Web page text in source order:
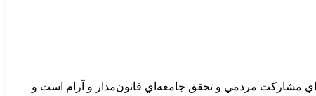
مشارکت مردمي و تحقق جامعه‌اي قانون‌مدار و آرام است و